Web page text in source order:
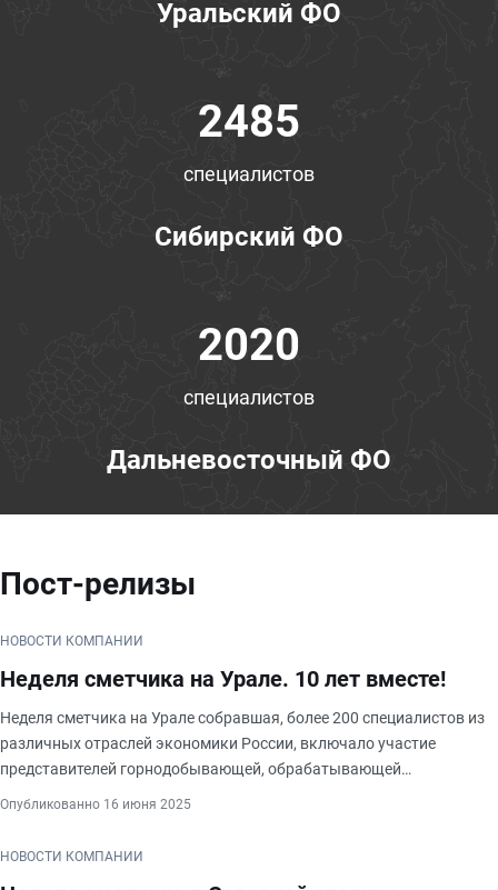
Уральский ФО
2485
специалистов
Сибирский ФО
2020
специалистов
Дальневосточный ФО
Пост-релизы
НОВОСТИ КОМПАНИИ
Неделя сметчика на Урале. 10 лет вместе!
Неделя сметчика на Урале собравшая, более 200 специалистов из
различных отраслей экономики России, включало участие
представителей горнодобывающей, обрабатывающей
Опубликованно 16 июня 2025
НОВОСТИ КОМПАНИИ